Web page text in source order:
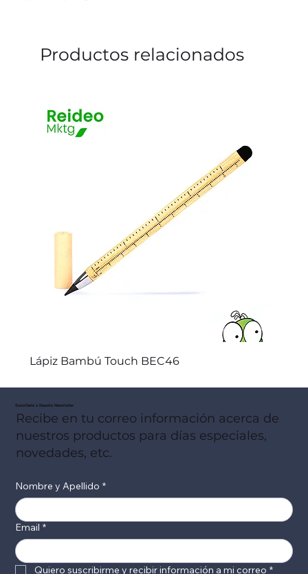
Productos relacionados
Lápiz Bambú Touch BEC46
Suscribete a Nuestro Newsletter
Recibe en tu correo información acerca de
nuestros productos para días especiales,
novedades, etc.
Nombre y Apellido *
Email *
Quiero suscribirme y recibir información a mi correo *